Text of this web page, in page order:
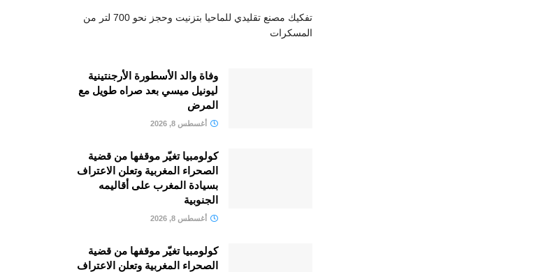
تفكيك مصنع تقليدي للماحيا بتزنيت وحجز نحو 700 لتر من
المسكرات
وفاة والد الأسطورة الأرجنتينية
ليونيل ميسي بعد صراه طويل مع
المرض
أغسطس 8, 2026
كولومبيا تغيّر موقفها من قضية
الصحراء المغربية وتعلن الاعتراف
بسيادة المغرب على أقاليمه
الجنوبية
أغسطس 8, 2026
كولومبيا تغيّر موقفها من قضية
الصحراء المغربية وتعلن الاعتراف